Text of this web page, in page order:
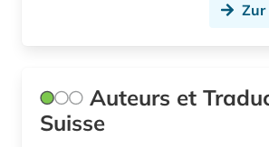
Zur
Auteurs et
Suisse